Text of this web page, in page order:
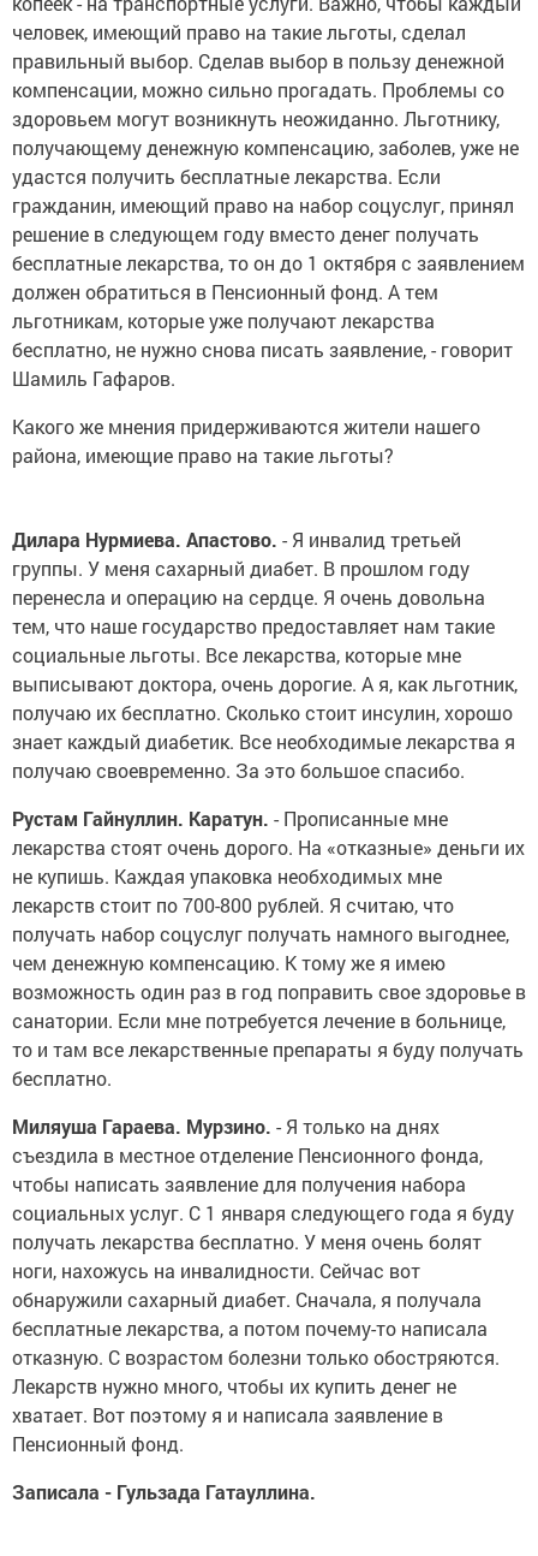
человек, имеющий право на такие льготы, сделал
правильный выбор. Сделав выбор в пользу денежной
компенсации, можно сильно прогадать. Проблемы со
здоровьем могут возникнуть неожиданно. Льготнику,
получающему денежную компенсацию, заболев, уже не
удастся получить бесплатные лекарства. Если
гражданин, имеющий право на набор соцуслуг, принял
решение в следующем году вместо денег получать
бесплатные лекарства, то он до 1 октября с заявлением
должен обратиться в Пенсионный фонд. А тем
льготникам, которые уже получают лекарства
бесплатно, не нужно снова писать заявление, - говорит
Шамиль Гафаров.
Какого же мнения придерживаются жители нашего
района, имеющие право на такие льготы?
Дилара Нурмиева. Апастово. - Я инвалид третьей
группы. У меня сахарный диабет. В прошлом году
перенесла и операцию на сердце. Я очень довольна
тем, что наше государство предоставляет нам такие
социальные льготы. Все лекарства, которые мне
выписывают доктора, очень дорогие. А я, как льготник,
получаю их бесплатно. Сколько стоит инсулин, хорошо
знает каждый диабетик. Все необходимые лекарства я
получаю своевременно. За это большое спасибо.
Рустам Гайнуллин. Каратун. - Прописанные мне
лекарства стоят очень дорого. На «отказные» деньги их
не купишь. Каждая упаковка необходимых мне
лекарств стоит по 700-800 рублей. Я считаю, что
получать набор соцуслуг получать намного выгоднее,
чем денежную компенсацию. К тому же я имею
возможность один раз в год поправить свое здоровье в
санатории. Если мне потребуется лечение в больнице,
то и там все лекарственные препараты я буду получать
бесплатно.
Миляуша Гараева. Мурзино. - Я только на днях
съездила в местное отделение Пенсионного фонда,
чтобы написать заявление для получения набора
социальных услуг. С 1 января следующего года я буду
получать лекарства бесплатно. У меня очень болят
ноги, нахожусь на инвалидности. Сейчас вот
обнаружили сахарный диабет. Сначала, я получала
бесплатные лекарства, а потом почему-то написала
отказную. С возрастом болезни только обостряются.
Лекарств нужно много, чтобы их купить денег не
хватает. Вот поэтому я и написала заявление в
Пенсионный фонд.
Записала - Гульзада Гатауллина.